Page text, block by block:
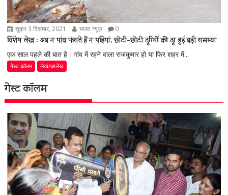
शुक्र 3 दिसम्बर, 2021 भारत न्यूज़ 0
विशेष लेख : अब न पांव फंसते हैं न पहियां, छोटी-छोटी दूरियों की दूर हुई बड़ी समस्या
एक साल पहले की बात है। गांव में रहने वाला राजकुमार हो या फिर शहर में...
गेस्ट कॉलम लेख/आलेख
गेस्ट कॉलम